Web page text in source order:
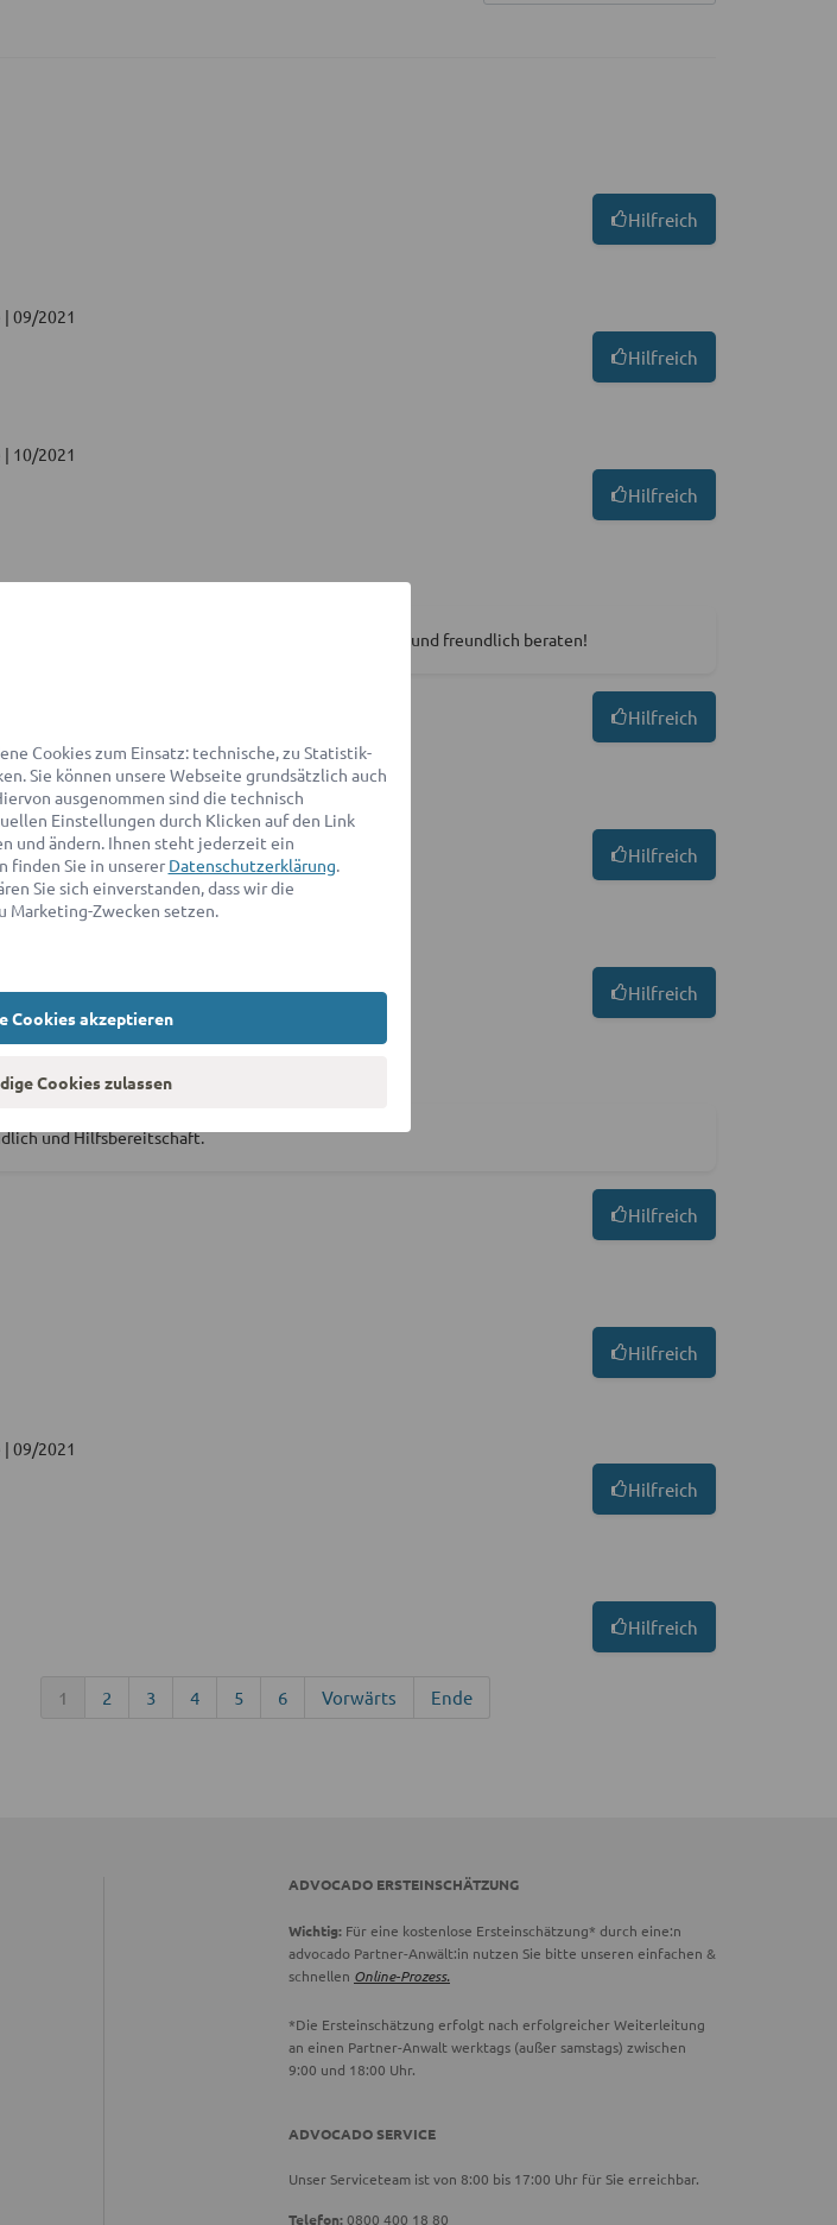
Hilfreich
09/2021
Hilfreich
10/2021
Hilfreich
bekam ich den Anruf und wurde sehr ausführlich und freundlich beraten!
Hilfreich
Hilfreich
Hilfreich
| 10/2021
und Hilfsbereitschaft.
Hilfreich
Hilfreich
09/2021
Hilfreich
Hilfreich
1 2 3 4 5 6 Vorwärts Ende
ADVOCADO ERSTEINSCHÄTZUNG
Wichtig: Für eine kostenlose Ersteinschätzung* durch eine:n
advocado Partner-Anwält:in nutzen Sie bitte unseren einfachen &
schnellen Online-Prozess.
*Die Ersteinschätzung erfolgt nach erfolgreicher Weiterleitung
an einen Partner-Anwalt werktags (außer samstags) zwischen
9:00 und 18:00 Uhr.
ADVOCADO SERVICE
Unser Serviceteam ist von 8:00 bis 17:00 Uhr für Sie erreichbar.
Telefon:0800 400 18 80
Cookies zum Einsatz: technische, zu Statistik-
Sie können unsere Webseite grundsätzlich auch
ausgenommen sind die technisch
Einstellungen durch Klicken auf den Link
und ändern. Ihnen steht jederzeit ein
finden Sie in unserer Datenschutzerklärung.
Sie sich einverstanden, dass wir die
Marketing-Zwecken setzen.
Cookies akzeptieren
Cookies zulassen